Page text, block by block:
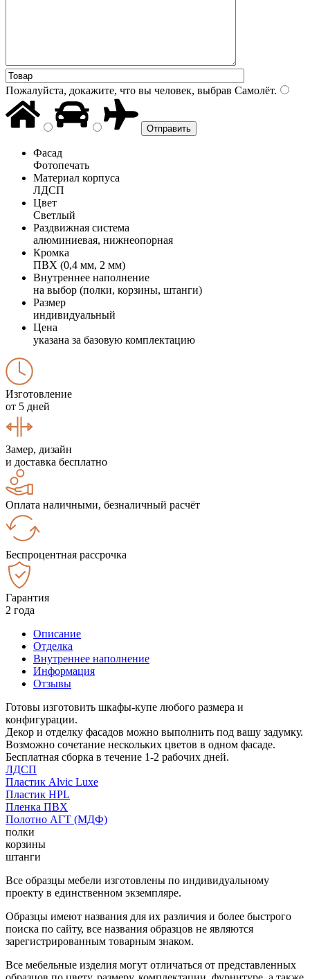
Пожалуйста, докажите, что вы человек, выбрав Самолёт.
Фасад
Фотопечать
Материал корпуса
ЛДСП
Цвет
Светлый
Раздвижная система
алюминиевая, нижнеопорная
Кромка
ПВХ (0,4 мм, 2 мм)
Внутреннее наполнение
на выбор (полки, корзины, штанги)
Размер
индивидуальный
Цена
указана за базовую комплектацию
Изготовление
от 5 дней
Замер, дизайн
и доставка бесплатно
Оплата наличными, безналичный расчёт
Беспроцентная рассрочка
Гарантия
2 года
Описание
Отделка
Внутреннее наполнение
Информация
Отзывы
Готовы изготовить шкафы-купе любого размера и
конфигурации.
Декор и отделку фасадов можно выполнить под вашу задумку.
Возможно сочетание нескольких цветов в одном фасаде.
Бесплатная сборка в течение 1-2 рабочих дней.
ЛДСП
Пластик Alvic Luxe
Пластик HPL
Пленка ПВХ
Полотно АГТ (МДФ)
полки
корзины
штанги
Все образцы мебели изготовлены по индивидуальному
проекту в единственном экземпляре.
Образцы имеют названия для их различия и более быстрого
поиска по сайту, все названия образцов не являются
зарегистрированным товарным знаком.
Все мебельные изделия могут отличаться от представленных